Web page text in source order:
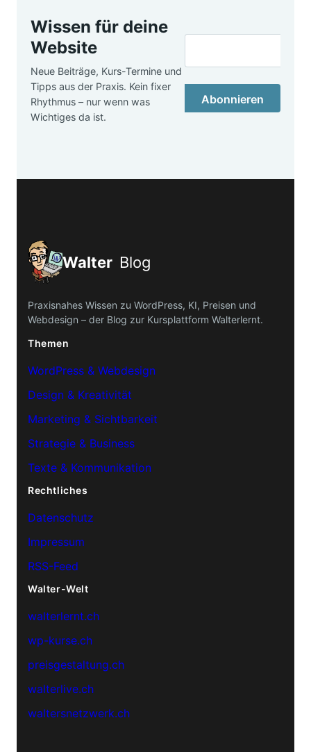
Wissen für deine
Website
Neue Beiträge, Kurs-Termine und
Tipps aus der Praxis. Kein fixer
Rhythmus – nur wenn was
Wichtiges da ist.
Abonnieren
Walter Blog
Praxisnahes Wissen zu WordPress, KI, Preisen und
Webdesign – der Blog zur Kursplattform Walterlernt.
Themen
WordPress & Webdesign
Design & Kreativität
Marketing & Sichtbarkeit
Strategie & Business
Texte & Kommunikation
Rechtliches
Datenschutz
Impressum
RSS-Feed
Walter-Welt
walterlernt.ch
wp-kurse.ch
preisgestaltung.ch
walterlive.ch
waltersnetzwerk.ch